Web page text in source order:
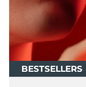
BESTSELLERS